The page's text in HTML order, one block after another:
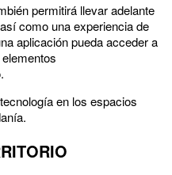
permitirá llevar adelante
como una experiencia de
aplicación pueda acceder a
en los espacios